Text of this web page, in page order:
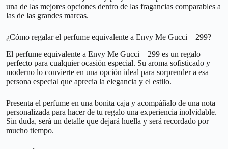
una de las mejores opciones dentro de las fragancias comparables a
las de las grandes marcas.
¿Cómo regalar el perfume equivalente a Envy Me Gucci – 299?
El perfume equivalente a Envy Me Gucci – 299 es un regalo
perfecto para cualquier ocasión especial. Su aroma sofisticado y
moderno lo convierte en una opción ideal para sorprender a esa
persona especial que aprecia la elegancia y el estilo.
Presenta el perfume en una bonita caja y acompáñalo de una nota
personalizada para hacer de tu regalo una experiencia inolvidable.
Sin duda, será un detalle que dejará huella y será recordado por
mucho tiempo.